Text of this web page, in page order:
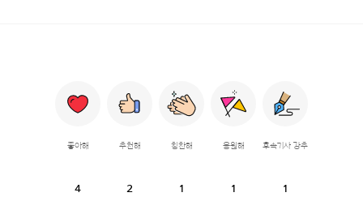
좋아해
4
추천해
2
칭찬해
1
응원해
1
후속기사 강추
1